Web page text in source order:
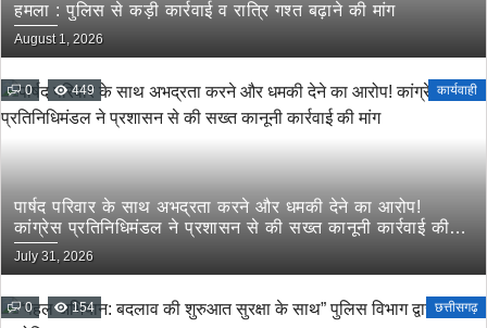
हमला : पुलिस से कड़ी कार्रवाई व रात्रि गश्त बढ़ाने की मांग
August 1, 2026
0 449 कार्यवाही
पार्षद परिवार के साथ अभद्रता करने और धमकी देने का आरोप!
कांग्रेस प्रतिनिधिमंडल ने प्रशासन से की सख्त कानूनी कार्रवाई की
मांग
July 31, 2026
0 154 छत्तीसगढ़